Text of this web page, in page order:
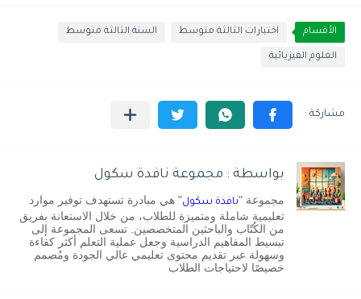
الأقسام اختبارات الثالثة متوسط السنة الثالثة متوسط
العلوم الفيزيائية
بواسطة : مجموعة نافدة سكول
مجموعة "نافذة سكول" هي مبادرة تستهدف توفير موارد
تعليمية شاملة ومتميزة للطلاب، من خلال الاستعانة بفريق
من الكُتّاب والباحثين المتخصصين. تسعى المجموعة إلى
تبسيط المفاهيم الدراسية وجعل عملية التعلم أكثر كفاءة
وسهولة عبر تقديم محتوى تعليمي عالي الجودة ومُصمم
خصيصًا لاحتياجات الطلاب